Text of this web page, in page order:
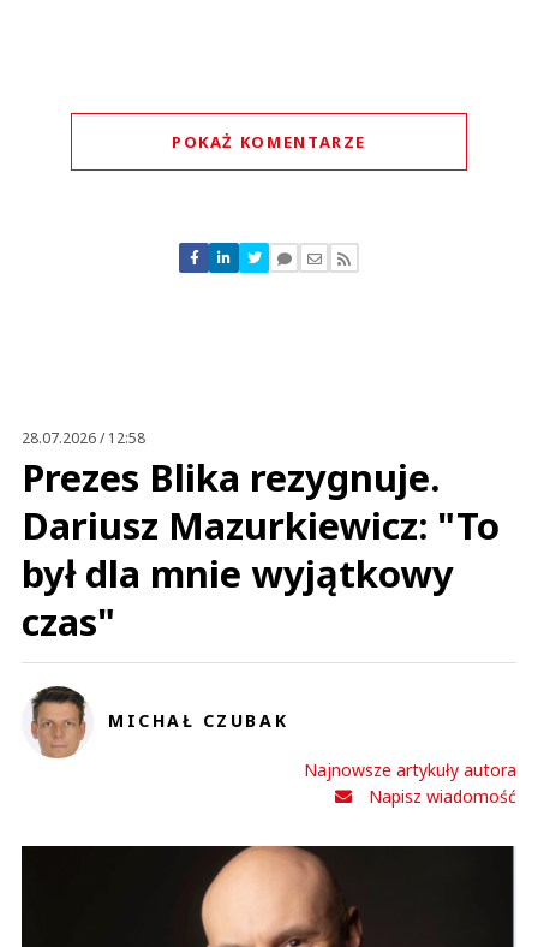
POKAŻ KOMENTARZE
ojjj chyba będzie wniosek do prokuratury - przejście przez stacje to nie
qwerttyy
0
28.07.2026 / 12:58
Prezes Blika rezygnuje.
Dariusz Mazurkiewicz: "To
był dla mnie wyjątkowy
czas"
MICHAŁ CZUBAK
Najnowsze artykuły autora
Napisz wiadomość